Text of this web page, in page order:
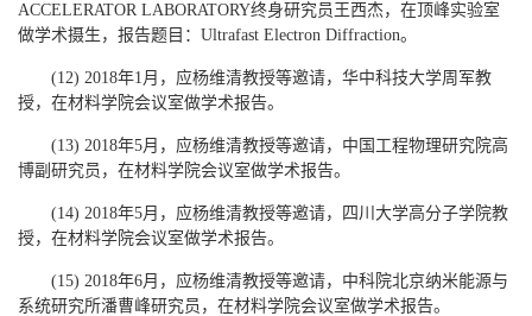
ACCELERATOR LABORATORY终身研究员王西杰，在顶峰实验室
做学术摄生，报告题目：Ultrafast Electron Diffraction。
(12) 2018年1月，应杨维清教授等邀请，华中科技大学周军教
授，在材料学院会议室做学术报告。
(13) 2018年5月，应杨维清教授等邀请，中国工程物理研究院高
博副研究员，在材料学院会议室做学术报告。
(14) 2018年5月，应杨维清教授等邀请，四川大学高分子学院教
授，在材料学院会议室做学术报告。
(15) 2018年6月，应杨维清教授等邀请，中科院北京纳米能源与
系统研究所潘曹峰研究员，在材料学院会议室做学术报告。